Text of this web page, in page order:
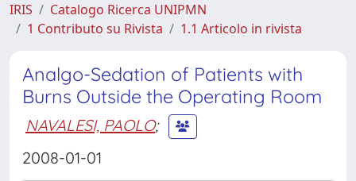
IRIS
Catalogo Ricerca UNIPMN
1 Contributo su Rivista
1.1 Articolo in rivista
Analgo-Sedation of Patients with
Burns Outside the Operating Room
NAVALESI, PAOLO;
2008-01-01